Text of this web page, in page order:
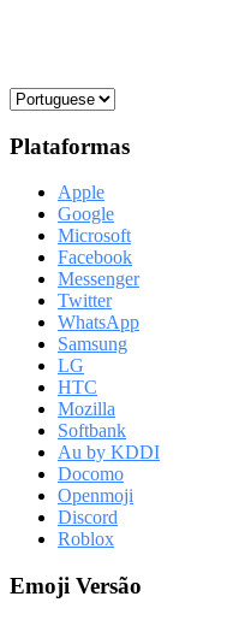
Plataformas
Apple
Google
Microsoft
Facebook
Messenger
Twitter
WhatsApp
Samsung
LG
HTC
Mozilla
Softbank
Au by KDDI
Docomo
Openmoji
Discord
Roblox
Emoji Versão